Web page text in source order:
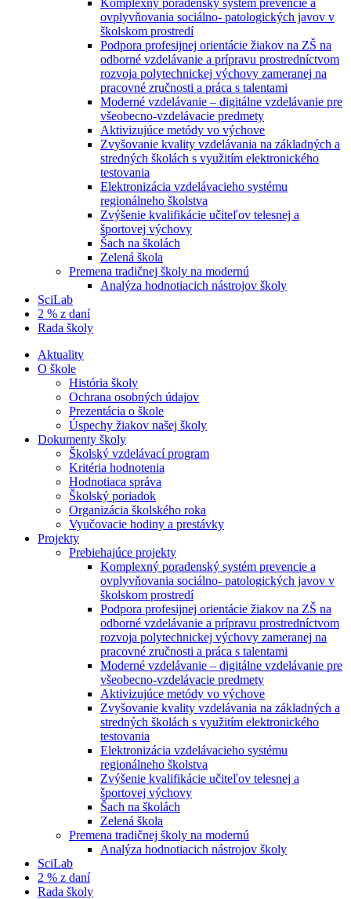
Komplexný poradenský systém prevencie a
ovplyvňovania sociálno- patologických javov v
školskom prostredí
Podpora profesijnej orientácie žiakov na ZŠ na
odborné vzdelávanie a prípravu prostredníctvom
rozvoja polytechnickej výchovy zameranej na
pracovné zručnosti a práca s talentami
Moderné vzdelávanie – digitálne vzdelávanie pre
všeobecno-vzdelávacie predmety
Aktivizujúce metódy vo výchove
Zvyšovanie kvality vzdelávania na základných a
stredných školách s využitím elektronického
testovania
Elektronizácia vzdelávacieho systému
regionálneho školstva
Zvýšenie kvalifikácie učiteľov telesnej a
športovej výchovy
Šach na školách
Zelená škola
Premena tradičnej školy na modernú
Analýza hodnotiacich nástrojov školy
SciLab
2 % z daní
Rada školy
Aktuality
O škole
História školy
Ochrana osobných údajov
Prezentácia o škole
Úspechy žiakov našej školy
Dokumenty školy
Školský vzdelávací program
Kritéria hodnotenia
Hodnotiaca správa
Školský poriadok
Organizácia školského roka
Vyučovacie hodiny a prestávky
Projekty
Prebiehajúce projekty
Komplexný poradenský systém prevencie a
ovplyvňovania sociálno- patologických javov v
školskom prostredí
Podpora profesijnej orientácie žiakov na ZŠ na
odborné vzdelávanie a prípravu prostredníctvom
rozvoja polytechnickej výchovy zameranej na
pracovné zručnosti a práca s talentami
Moderné vzdelávanie – digitálne vzdelávanie pre
všeobecno-vzdelávacie predmety
Aktivizujúce metódy vo výchove
Zvyšovanie kvality vzdelávania na základných a
stredných školách s využitím elektronického
testovania
Elektronizácia vzdelávacieho systému
regionálneho školstva
Zvýšenie kvalifikácie učiteľov telesnej a
športovej výchovy
Šach na školách
Zelená škola
Premena tradičnej školy na modernú
Analýza hodnotiacich nástrojov školy
SciLab
2 % z daní
Rada školy